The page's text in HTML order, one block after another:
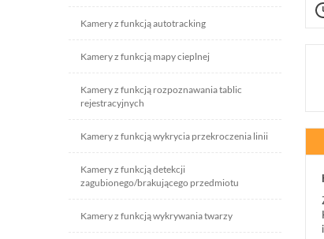
Kamery z funkcją autotracking
Kamery z funkcją mapy cieplnej
Kamery z funkcją rozpoznawania tablic
rejestracyjnych
Kamery z funkcją wykrycia przekroczenia linii
Kamery z funkcją detekcji
zagubionego/brakującego przedmiotu
Kamery z funkcją wykrywania twarzy